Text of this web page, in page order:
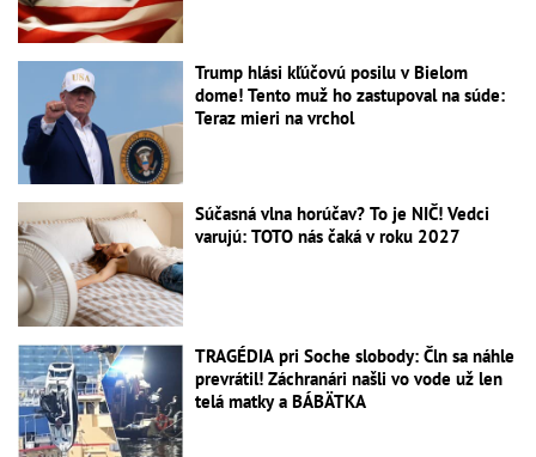
Trump hlási kľúčovú posilu v Bielom
dome! Tento muž ho zastupoval na súde:
Teraz mieri na vrchol
Súčasná vlna horúčav? To je NIČ! Vedci
varujú: TOTO nás čaká v roku 2027
TRAGÉDIA pri Soche slobody: Čln sa náhle
prevrátil! Záchranári našli vo vode už len
telá matky a BÁBÄTKA